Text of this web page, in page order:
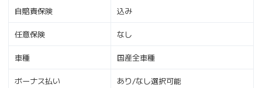
自賠責保険 込み
任意保険 なし
車種 国産全車種
ボーナス払い あり/なし選択可能